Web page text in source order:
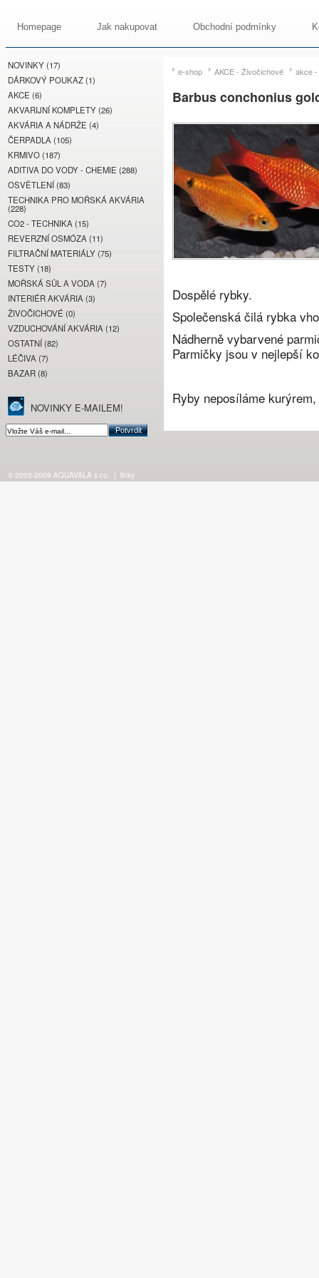
Homepage Jak nakupovat Obchodní podmínky
NOVINKY (17)
DÁRKOVÝ POUKAZ (1)
AKCE (6)
AKVARIJNÍ KOMPLETY (26)
AKVÁRIA A NÁDRŽE (4)
ČERPADLA (105)
KRMIVO (187)
ADITIVA DO VODY - CHEMIE (288)
OSVĚTLENÍ (83)
TECHNIKA PRO MOŘSKÁ AKVÁRIA
(228)
CO2 - TECHNIKA (15)
REVERZNÍ OSMÓZA (11)
FILTRAČNÍ MATERIÁLY (75)
TESTY (18)
MOŘSKÁ SŮL A VODA (7)
INTERIÉR AKVÁRIA (3)
ŽIVOČICHOVÉ (0)
VZDUCHOVÁNÍ AKVÁRIA (12)
OSTATNÍ (82)
LÉČIVA (7)
BAZAR (8)
NOVINKY E-MAILEM!
e-shop AKCE - Živočichové akce
Barbus conchonius
Dospělé rybky.
Společenská čilá rybka
Nádherně vybarvené
Parmičky jsou v nejlepší
Ryby neposíláme
© 2005-2009 AQUAVALA s.r.o. | linky